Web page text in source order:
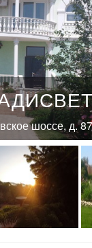
шоссе, д.